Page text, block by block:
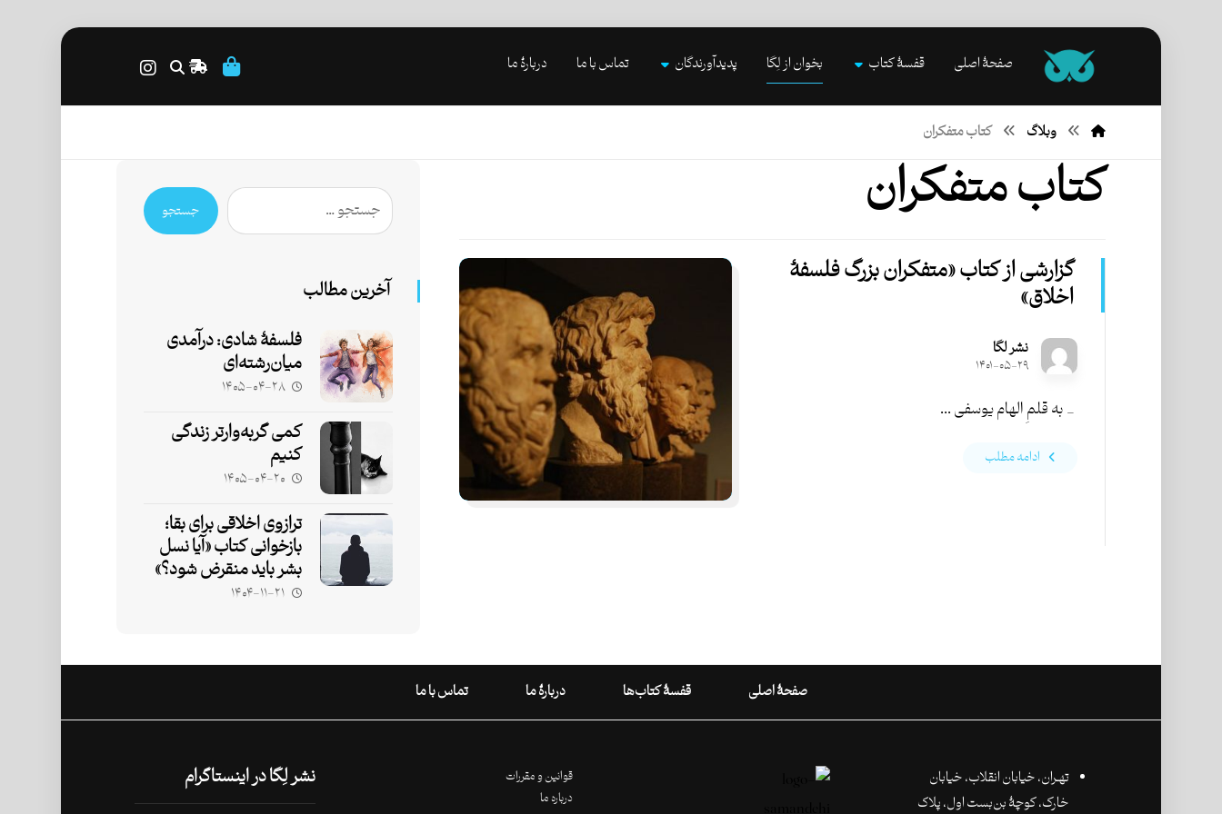
صفحۀ اصلی قفسۀ کتاب بخوان از لِگا پدیدآورندگان تماس با ما دربارۀ ما
وبلاگ کتاب متفکران
کتاب متفکران
گزارشی از کتاب «متفکران بزرگ فلسفۀ
اخلاق»
نشر لگا
۱۴۰۱-۰۵-۲۹
_ به قلمِ الهام یوسفی ...
ادامه مطلب
جستجو
آخرین مطالب
فلسفۀ شادی: درآمدی
میان‌رشته‌ای
۱۴۰۵-۰۴-۲۸
کمی گربه‌وارتر زندگی
کنیم
۱۴۰۵-۰۴-۲۰
ترازوی اخلاقی برای بقا؛
بازخوانی کتاب «آیا نسل
بشر باید منقرض شود؟»
۱۴۰۴-۱۱-۲۱
صفحۀ اصلی قفسۀ کتاب‌ها دربارۀ ما تماس با ما
تهـران،‌ خیابان انقلاب، خیابان
خارک، کوچۀ بن‌بست اول، پلاک
قوانین و مقررات
درباره ما
نشر لِگا در اینستاگرام